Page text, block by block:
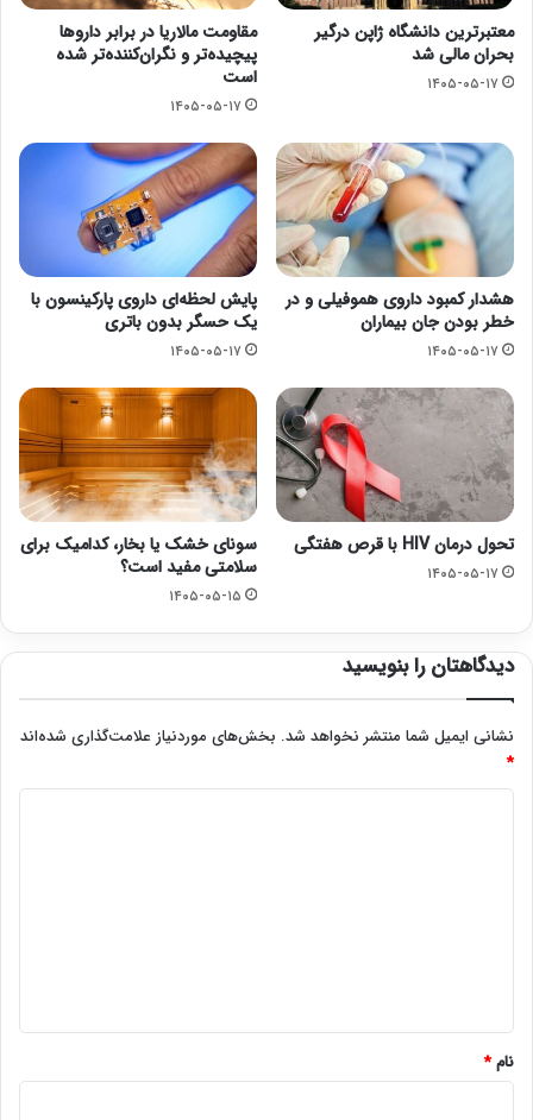
معتبرترین دانشگاه ژاپن درگیر
بحران مالی شد
۱۴۰۵-۰۵-۱۷
مقاومت مالاریا در برابر داروها
پیچیده‌تر و نگران‌کننده‌تر شده
است
۱۴۰۵-۰۵-۱۷
هشدار کمبود داروی هموفیلی و در
خطر بودن جان بیماران
۱۴۰۵-۰۵-۱۷
پایش لحظه‌ای داروی پارکینسون با
یک حسگر بدون باتری
۱۴۰۵-۰۵-۱۷
تحول درمان HIV با قرص هفتگی
۱۴۰۵-۰۵-۱۷
سونای خشک یا بخار، کدامیک برای
سلامتی مفید است؟
۱۴۰۵-۰۵-۱۵
دیدگاهتان را بنویسید
نشانی ایمیل شما منتشر نخواهد شد. بخش‌های موردنیاز علامت‌گذاری شده‌اند
*
نام*